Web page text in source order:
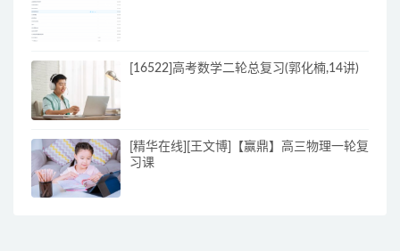
[16522]高考数学二轮总复习(郭化楠,14讲)
[精华在线][王文博]【赢鼎】高三物理一轮复
习课